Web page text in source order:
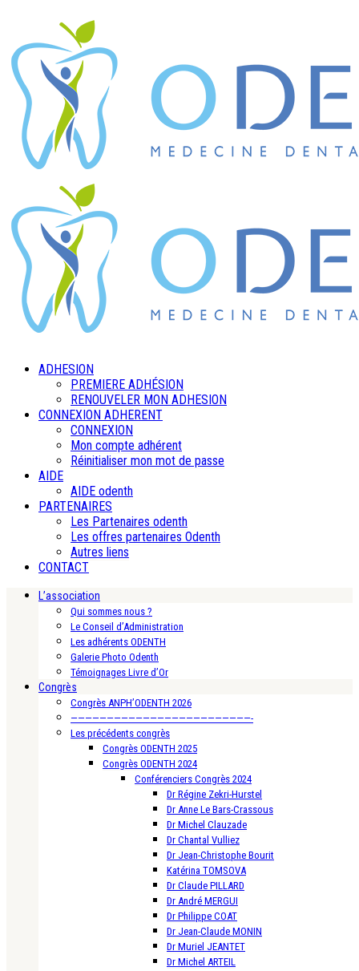
ADHESION
PREMIERE ADHÉSION
RENOUVELER MON ADHESION
CONNEXION ADHERENT
CONNEXION
Mon compte adhérent
Réinitialiser mon mot de passe
AIDE
AIDE odenth
PARTENAIRES
Les Partenaires odenth
Les offres partenaires Odenth
Autres liens
CONTACT
L’association
Qui sommes nous ?
Le Conseil d’Administration
Les adhérents ODENTH
Galerie Photo Odenth
Témoignages Livre d’Or
Congrès
Congrès ANPH’ODENTH 2026
—————————————————————————-
Les précédents congrès
Congrès ODENTH 2025
Congrès ODENTH 2024
Conférenciers Congrès 2024
Dr Régine Zekri-Hurstel
Dr Anne Le Bars-Crassous
Dr Michel Clauzade
Dr Chantal Vulliez
Dr Jean-Christophe Bourit
Katérina TOMSOVA
Dr Claude PILLARD
Dr André MERGUI
Dr Philippe COAT
Dr Jean-Claude MONIN
Dr Muriel JEANTET
Dr Michel ARTEIL